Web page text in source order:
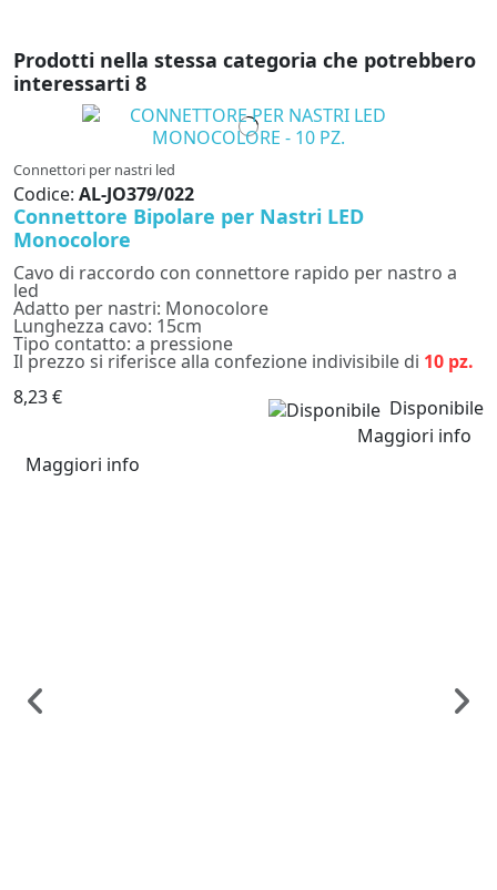
Prodotti nella stessa categoria che potrebbero
interessarti 8
Connettori per nastri led
Codice: AL-JO379/022
Connettore Bipolare per Nastri LED
Monocolore
Cavo di raccordo con connettore rapido per nastro a
led
Adatto per nastri: Monocolore
Lunghezza cavo: 15cm
Tipo contatto: a pressione
Il prezzo si riferisce alla confezione indivisibile di 10 pz.
8,23 €
Disponibile
Maggiori info
Maggiori info